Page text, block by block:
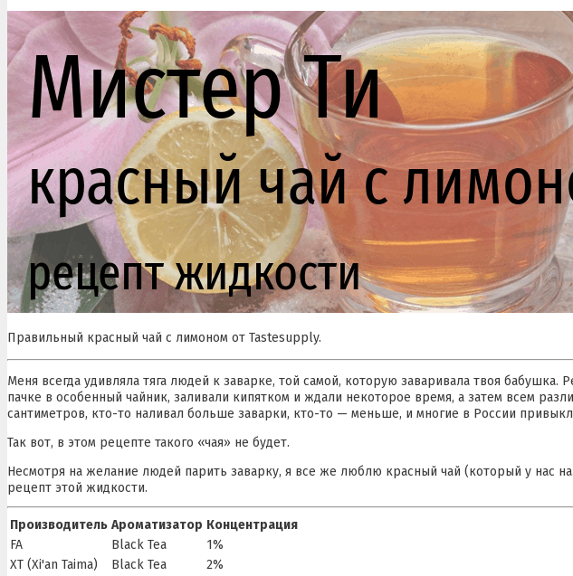
Правильный красный чай с лимоном от Tastesupply.
Меня всегда удивляла тяга людей к заварке, той самой, которую заваривала твоя
пачке в особенный чайник, заливали кипятком и ждали некоторое время, а затем всем
сантиметров, кто-то наливал больше заварки, кто-то — меньше, и многие в России
Так вот, в этом рецепте такого «чая» не будет.
Несмотря на желание людей парить заварку, я все же люблю красный чай (который у нас
рецепт этой жидкости.
Производитель Ароматизатор Концентрация
FA
Black Tea
1%
XT (Xi'an Taima)
Black Tea
2%